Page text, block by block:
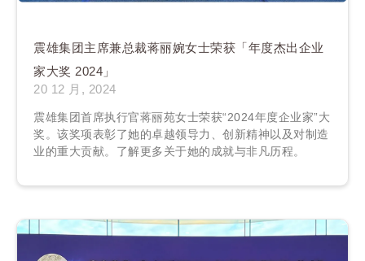
震雄集团主席兼总裁蒋丽婉女士荣获「年度杰出企业
家大奖 2024」
20 12 月, 2024
震雄集团首席执行官蒋丽苑女士荣获“2024年度企业家”大
奖。该奖项表彰了她的卓越领导力、创新精神以及对制造
业的重大贡献。了解更多关于她的成就与非凡历程。